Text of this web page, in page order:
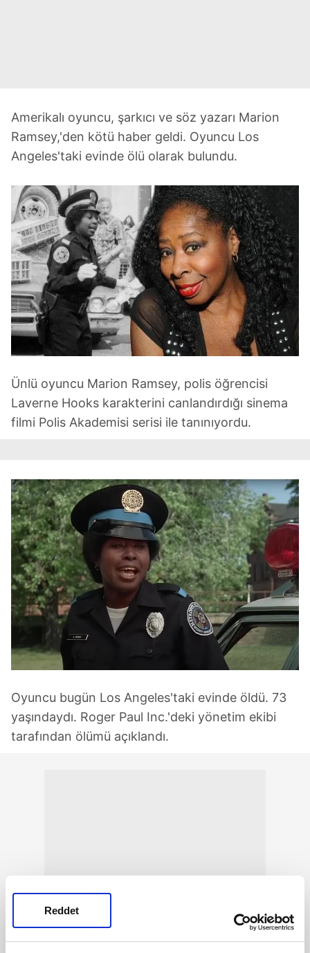
Reddet
Amerikalı oyuncu, şarkıcı ve söz yazarı Marion
Ramsey,'den kötü haber geldi. Oyuncu Los
Angeles'taki evinde ölü olarak bulundu.
Ünlü oyuncu Marion Ramsey, polis öğrencisi
Laverne Hooks karakterini canlandırdığı sinema
filmi Polis Akademisi serisi ile tanınıyordu.
Oyuncu bugün Los Angeles'taki evinde öldü. 73
yaşındaydı. Roger Paul Inc.'deki yönetim ekibi
tarafından ölümü açıklandı.